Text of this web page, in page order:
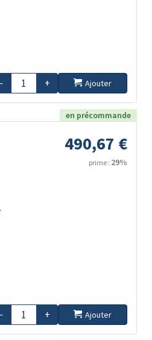
- + Ajouter
en précommande
490,67 €
prime : 29%
- + Ajouter